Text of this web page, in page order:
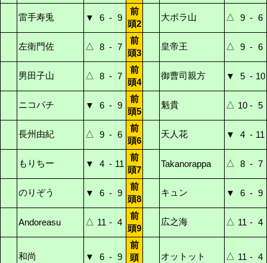
雷手寿兎 ▼ 6 - 9
前
頭2
大ボラ山 △ 9 - 6
左衛門佐 △ 8 - 7
前
頭3
皇帝王 △ 9 - 6
男田子山 △ 8 - 7
前
頭4
御曹司親方 ▼ 5 - 10
ニコパチ ▼ 6 - 9
前
頭5
魁貴 △ 10 - 5
長州由紀 △ 9 - 6
前
頭6
天人花 ▼ 4 - 11
もりちー ▼ 4 - 11
前
頭7
Takanorappa △ 8 - 7
のりぞう ▼ 6 - 9
前
頭8
キュン ▼ 6 - 9
Andoreasu △ 11 - 4
前
頭9
広之海 △ 11 - 4
和尚 ▼ 6 - 9
前
頭
オットット △ 11 - 4